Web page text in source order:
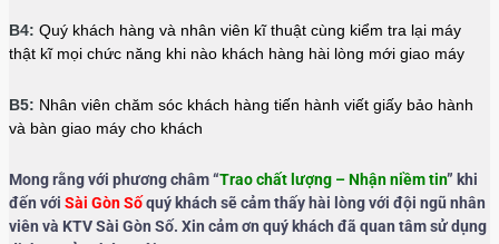
B4: Quý khách hàng và nhân viên kĩ thuật cùng kiểm tra lại máy
thật kĩ mọi chức năng khi nào khách hàng hài lòng mới giao máy
B5: Nhân viên chăm sóc khách hàng tiến hành viết giấy bảo hành
và bàn giao máy cho khách
Mong rằng với phương châm “Trao chất lượng – Nhận niềm tin” khi
đến với Sài Gòn Sốquý khách sẽ cảm thấy hài lòng với đội ngũ nhân
viên và KTV Sài Gòn Số. Xin cảm ơn quý khách đã quan tâm sử dụng